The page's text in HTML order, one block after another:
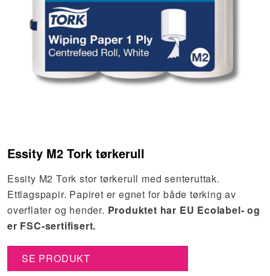
Essity M2 Tork tørkerull
Essity M2 Tork stor tørkerull med senteruttak.
Ettlagspapir. Papiret er egnet for både tørking av
overflater og hender. Produktet har EU Ecolabel- og
er FSC-sertifisert.
SE PRODUKT